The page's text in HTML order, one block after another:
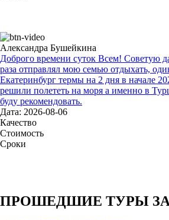
Александра Бушейкина
Доброго времени суток Всем! Советую
раза отправлял мою семью отдыхать,
Екатеринбург термы на 2 дня в начале
решили полететь на моря а именно в
буду рекомендовать.
Дата: 2026-08-06
Качество
Стоимость
Сроки
ПРОШЕДШИЕ ТУРЫ ЗА